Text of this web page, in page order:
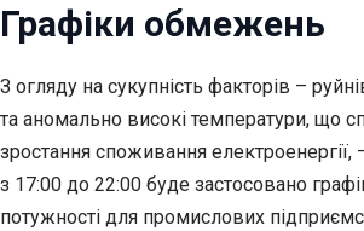
Графіки обмежень
З огляду на сукупність факторів –
та аномально високі температури, що
зростання споживання електроенергії,
з 17:00 до 22:00 буде застосовано
потужності для промислових